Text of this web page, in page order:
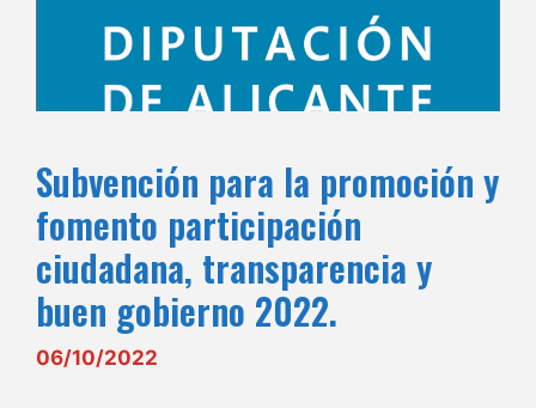
Subvención para la promoción y
fomento participación
ciudadana, transparencia y
buen gobierno 2022.
06/10/2022